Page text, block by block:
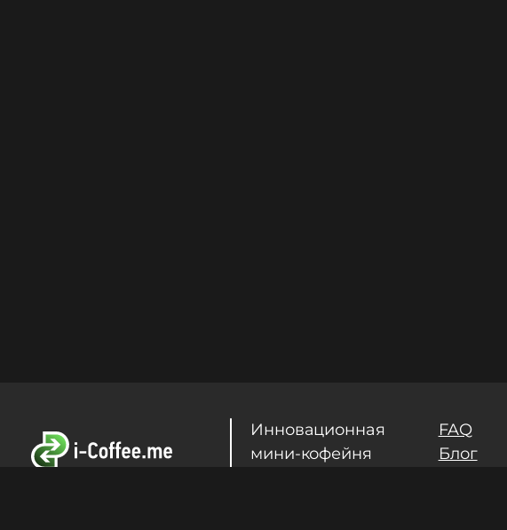
Инновационная
мини-кофейня
FAQ
Блог